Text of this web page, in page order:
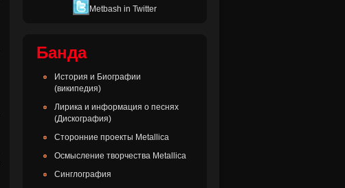
Metbash in Twitter
Банда
История и Биографии
(википедия)
Лирика и информация о песнях
(Дискография)
Сторонние проекты Metallica
Осмысление творчества Metallica
Синглография